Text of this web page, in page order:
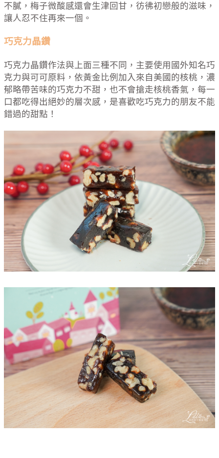
不膩，梅子微酸感還會生津回甘，彷彿初戀般的滋味，
讓人忍不住再來一個。
巧克力晶鑽
巧克力晶鑽作法與上面三種不同，主要使用國外知名巧
克力與可可原料，依黃金比例加入來自美國的核桃，濃
郁略帶苦味的巧克力不甜，也不會搶走核桃香氣，每一
口都吃得出絕妙的層次感，是喜歡吃巧克力的朋友不能
錯過的甜點！